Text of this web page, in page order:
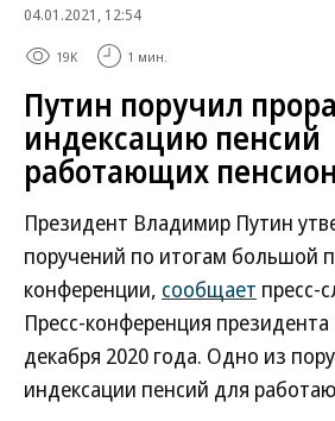
04.01.2021, 12:54
19K 1 мин.
Путин поручил
индексацию пенсий
работающих
Президент Владимир Путин
поручений по итогам большой
конференции, сообщает пресс-
Пресс-конференция
декабря 2020 года. Одно из
индексации пенсий для